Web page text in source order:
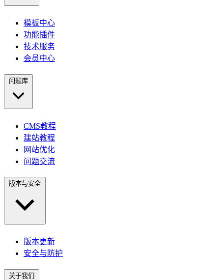
模板中心
功能插件
技术服务
会员中心
问题库
CMS教程
建站教程
网站优化
问题交流
版本与安全
版本更新
安全与防护
关于我们